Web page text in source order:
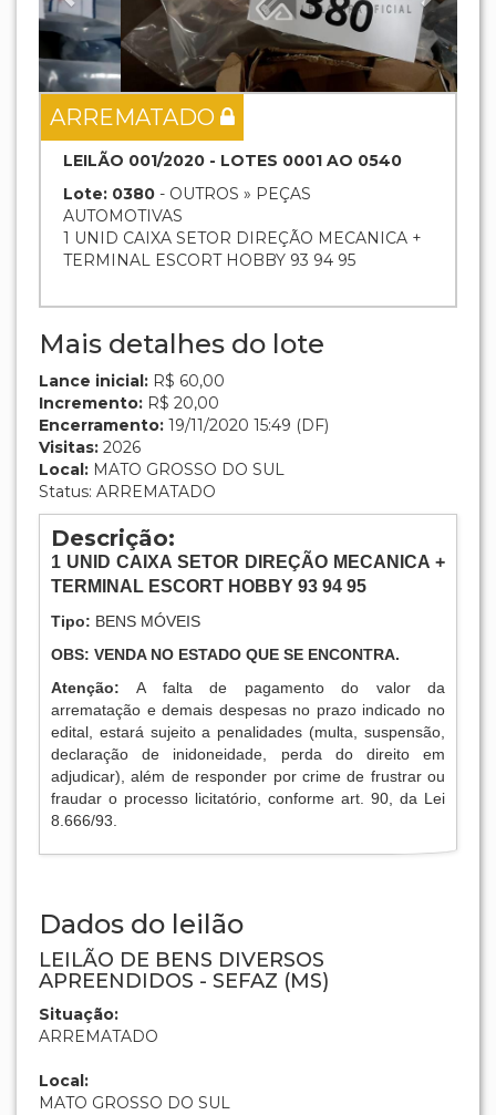
ARREMATADO
LEILÃO 001/2020 - LOTES 0001 AO 0540
Lote: 0380 - OUTROS » PEÇAS
AUTOMOTIVAS
1 UNID CAIXA SETOR DIREÇÃO MECANICA +
TERMINAL ESCORT HOBBY 93 94 95
Mais detalhes do lote
Lance inicial: R$ 60,00
Incremento: R$ 20,00
Encerramento: 19/11/2020 15:49 (DF)
Visitas: 2026
Local: MATO GROSSO DO SUL
Status: ARREMATADO
Descrição:
1 UNID CAIXA SETOR DIREÇÃO MECANICA +
TERMINAL ESCORT HOBBY 93 94 95
Tipo: BENS MÓVEIS
OBS: VENDA NO ESTADO QUE SE ENCONTRA.
Atenção:A falta de pagamento do valor da
arrematação e demais despesas no prazo indicado no
edital, estará sujeito a penalidades (multa, suspensão,
declaração de inidoneidade, perda do direito em
adjudicar), além de responder por crime de frustrar ou
fraudar o processo licitatório, conforme art. 90, da Lei
8.666/93.
Dados do leilão
LEILÃO DE BENS DIVERSOS
APREENDIDOS - SEFAZ (MS)
Situação:
ARREMATADO
Local:
MATO GROSSO DO SUL